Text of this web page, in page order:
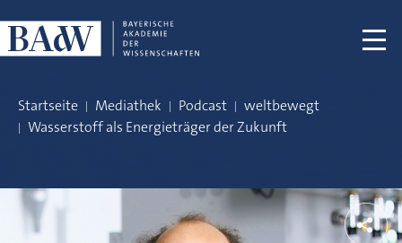
Startseite Mediathek Podcast
weltbewegt
Wasserstoff als Energieträger der Zukunft